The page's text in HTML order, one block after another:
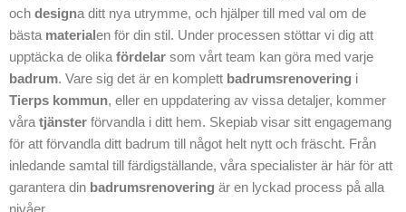
badrumsdröm.
Kontakta Skepiab
idag för mer
information och
planering av din
badrumsrenoverin
g i Tierps kommun.
och designa ditt nya utrymme, och hjälper till med val om de
bästa materialen för din stil. Under processen stöttar vi dig att
upptäcka de olika fördelar som vårt team kan göra med varje
badrum. Vare sig det är en komplett badrumsrenovering i
Tierps kommun, eller en uppdatering av vissa detaljer, kommer
våra tjänster förvandla i ditt hem. Skepiab visar sitt engagemang
för att förvandla ditt badrum till något helt nytt och fräscht. Från
inledande samtal till färdigställande, våra specialister är här för att
garantera din badrumsrenovering är en lyckad process på alla
nivåer.